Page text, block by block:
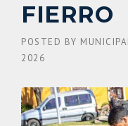
FIERRO
POSTED BY
2026